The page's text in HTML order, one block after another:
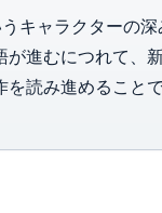
キャラクターの
進むにつれて、
読み進めること